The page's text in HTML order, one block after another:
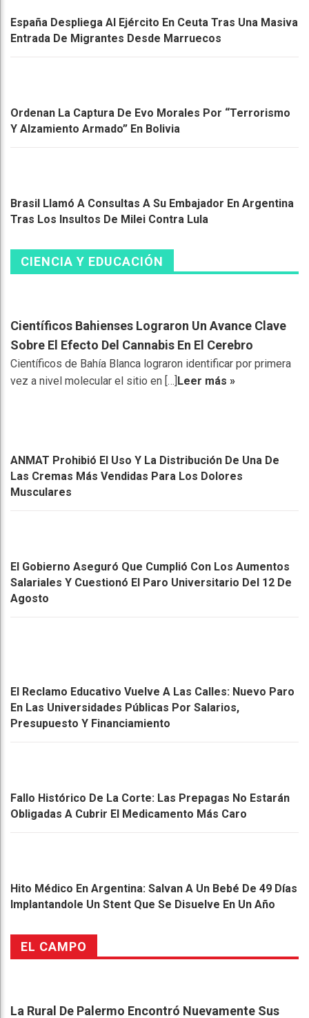
España Despliega Al Ejército En Ceuta Tras Una Masiva
Entrada De Migrantes Desde Marruecos
Ordenan La Captura De Evo Morales Por “terrorismo
Y Alzamiento Armado” En Bolivia
Brasil Llamó A Consultas A Su Embajador En Argentina
Tras Los Insultos De Milei Contra Lula
CIENCIA Y EDUCACIÓN
Científicos Bahienses Lograron Un Avance Clave
Sobre El Efecto Del Cannabis En El Cerebro
Científicos de Bahía Blanca lograron identificar por primera
vez a nivel molecular el sitio en […]Leer más »
ANMAT Prohibió El Uso Y La Distribución De Una De
Las Cremas Más Vendidas Para Los Dolores
Musculares
El Gobierno Aseguró Que Cumplió Con Los Aumentos
Salariales Y Cuestionó El Paro Universitario Del 12 De
Agosto
El Reclamo Educativo Vuelve A Las Calles: Nuevo Paro
En Las Universidades Públicas Por Salarios,
Presupuesto Y Financiamiento
Fallo Histórico De La Corte: Las Prepagas No Estarán
Obligadas A Cubrir El Medicamento Más Caro
Hito Médico En Argentina: Salvan A Un Bebé De 49 Días
Implantandole Un Stent Que Se Disuelve En Un Año
EL CAMPO
La Rural De Palermo Encontró Nuevamente Sus